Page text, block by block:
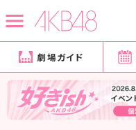
劇場ガイド